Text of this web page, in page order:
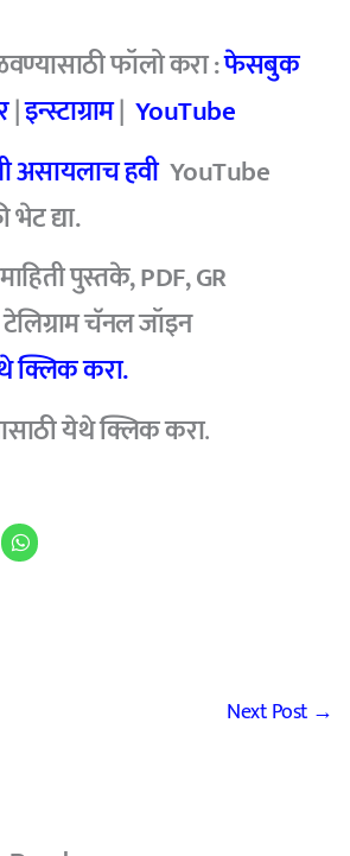
फॉलो करा :फेसबुक
|इन्स्टाग्राम| YouTube
असायलाच हवी YouTube
द्या.
पुस्तके, PDF, GR
चॅनल जॉइन
क्लिक करा.
येथे क्लिक करा.
Next Post →